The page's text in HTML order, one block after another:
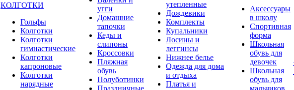
КОЛГОТКИ
Гольфы
Колготки
Колготки
гимнастические
Колготки
капроновые
Колготки
нарядные
угги
Домашние
тапочки
Кеды и
слипоны
Кроссовки
Пляжная
обувь
Полуботинки
Праздничные
утепленные
Дождевики
Комплекты
Купальники
Лосины и
леггинсы
Нижнее белье
Одежда для дома
и отдыха
Платья и
Аксессуары
в школу
Спортивная
форма
Школьная
обувь для
девочек
Школьная
обувь для
мальчиков